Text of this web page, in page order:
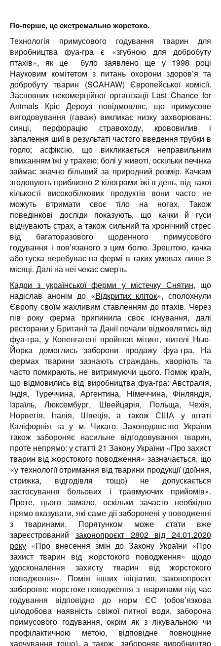
По-перше, це екстремально жорстоко.
Технологія примусового годування тварин для
виробництва фуа-гра є «згубною для добробуту
птахів», як це було заявлено ще у 1998 році
Науковим комітетом з питань охорони здоров’я та
добробуту тварин (SCAHAW) Європейської комісії.
Засновник некомерційної організації Last Chance for
Animals Кріс Дероуз повідмовляє, що примусове
вигодовування (гаваж) викликає низку захворювань:
синці, перфорацію стравоходу, крововилив і
запалення шиї в результаті частого введення трубки в
горло; асфіксію, що викликається неправильним
впиханням їжі у трахею; болі у животі, оскільки печінка
займає значно більший за природний розмір. Качкам
згодовують приблизно 2 кілограми їжі в день, від такої
кількості високобілкових продуктів вони часто не
можуть втримати своє тіло на ногах.
Також
поведінкові досліди показують, що качки й гуси
відчувають страх, а також сильний та хронічний стрес
від багаторазового щоденного примусового
годування і пов’язаного з цим болю. Зрештою, качка
або гуска перебуває на фермі в таких умовах лише 3
місяці. Далі на неї чекає смерть.
Кадри з української ферми у містечку Снятин, що
надіслав анонім до «Відкритих кліток», сполохнули
Європу своїм жахливим ставленням до птахів. Через
пів року ферма припинила своє існування, далі
ресторани у Британії та Данії почали відмовлятись від
фуа-гра, у Копенгагені пройшов мітинг, жителі Нью-
Йорка домоглись заборони продажу фуа-гра. На
фермах тварини зазнають страждань, хворіють та
часто помирають, не витримуючи цього. Поміж країн,
що відмовились від виробництва фуа-гра: Австралія,
Індія, Туреччина, Аргентина, Німеччина, Фінляндія,
Ізраїль, Люксембург, Швейцарія, Польща, Чехія,
Норвегія, Італія, Швеція, а також США у штаті
Каліфорнія та у м. Чикаго. Законодавство України
також забороняє насильне відгодовування тварин,
проте непрямо:у статті 21 Закону України «Про захист
тварин від жорстокого поводження» зазначається, що
«у технології отримання від тварини продукції (доїння,
стрижка, відгодівля тощо) не допускається
застосування больових і травмуючих прийомів».
Проте, цього замало, оскільки зачасто необхідно
прямо вказувати, які саме дії заборонені у поводженні
з тваринами. Порятунком може стати вже
зареєстрований законопроєкт 2802 від 24.01.2020
року «Про внесення змін до Закону України «Про
захист тварин від жорстокого поводження» щодо
удосконалення захисту тварин від жорстокого
поводження». Поміж інших ініціатив, законопроєкт
забороняє жорстоке поводження з тваринами під час
годування відповідно до норм ЄС (обов’язкова
цілодобова наявність свіжої питної води, заборона
примусового годування, окрім як з лікувальною чи
профілактичною метою, відповідне повноцінне
харчування тощо), а також забороняє виробництво